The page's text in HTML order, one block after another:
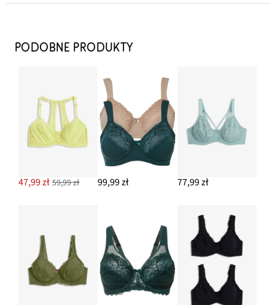
97,99 zł
Figi z delikatną koronką (2 pary)
74,99 zł
DODAJ DO KOSZYKA
PODOBNE PRODUKTY
47,99 zł 59,99 zł 99,99 zł 77,99 zł